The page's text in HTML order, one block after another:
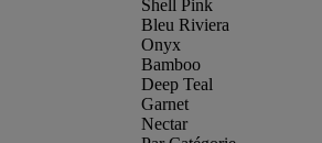
Shell Pink
Bleu Riviera
Onyx
Bamboo
Deep Teal
Garnet
Nectar